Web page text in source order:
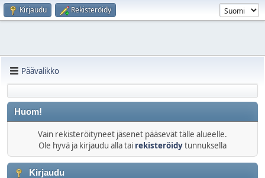
Kirjaudu Rekisteröidy
Päävalikko
Huom!
Vain rekisteröityneet jäsenet pääsevät tälle alueelle.
Ole hyvä ja kirjaudu alla tai rekisteröidytunnuksella
Kirjaudu